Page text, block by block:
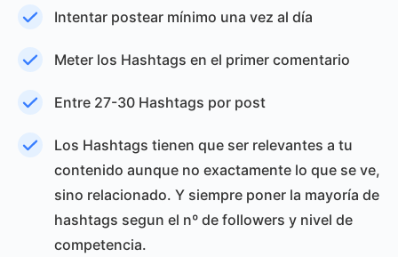
Intentar postear mínimo una vez al día
Meter los Hashtags en el primer comentario
Entre 27-30 Hashtags por post
Los Hashtags tienen que ser relevantes a tu
contenido aunque no exactamente lo que se ve,
sino relacionado. Y siempre poner la mayoría de
hashtags segun el nº de followers y nivel de
competencia.